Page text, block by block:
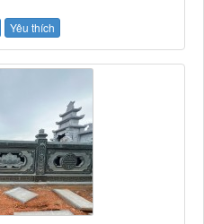
Yêu thích